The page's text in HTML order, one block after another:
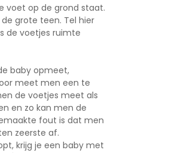
voet op de grond staat.
grote teen. Tel hier
de voetjes ruimte
baby opmeet,
meet men een te
de voetjes meet als
en zo kan men de
fout is dat men
zeerste af.
krijg je een baby met